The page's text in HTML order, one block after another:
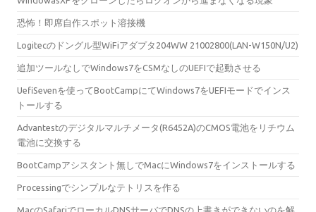
恐怖！即席自作スポット溶接機
Logitecのドングル型WiFiアダプタ204WW 21002800(LAN-W150N/U2)
追加ツールなしでWindows7をCSMなしのUEFIで起動させる
UefiSevenを使ってBootCampにてWindows7をUEFIモードでインス
トールする
Advantestのデジタルマルチメータ(R6452A)のCMOS電池をリチウム
電池に交換する
BootCampアシスタント無しでMacにWindows7をインストールする
Processingでシンプルなテトリスを作る
MacのSafariでローカルDNSサーバでDNSの上書きができないのを解